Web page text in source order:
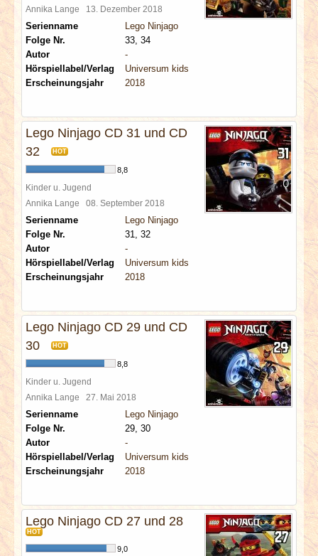
Annika Lange 13. Dezember 2018
Serienname
Lego Ninjago
Folge Nr.
33, 34
Autor
-
Hörspiellabel/Verlag
Universum kids
Erscheinungsjahr
2018
Lego Ninjago CD 31 und CD
32
HOT
8,8
Kinder u. Jugend
Annika Lange 08. September 2018
Serienname
Lego Ninjago
Folge Nr.
31, 32
Autor
-
Hörspiellabel/Verlag
Universum kids
Erscheinungsjahr
2018
Lego Ninjago CD 29 und CD
30
HOT
8,8
Kinder u. Jugend
Annika Lange 27. Mai 2018
Serienname
Lego Ninjago
Folge Nr.
29, 30
Autor
-
Hörspiellabel/Verlag
Universum kids
Erscheinungsjahr
2018
Lego Ninjago CD 27 und 28
HOT
9,0